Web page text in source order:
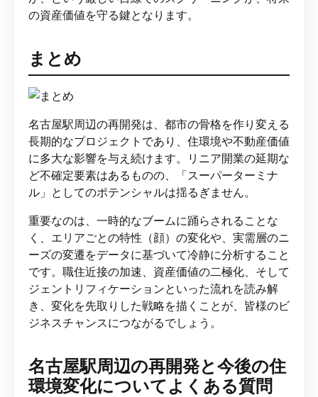
の資産価値を守る鍵となります。
まとめ
名古屋駅周辺の再開発は、都市の骨格を作り変える
長期的なプロジェクトであり、住環境や不動産価値
に多大な影響を与え続けます。リニア開業の延期な
ど不確定要素はあるものの、「スーパーターミナ
ル」としてのポテンシャルは揺るぎません。
重要なのは、一時的なブームに踊らされることな
く、エリアごとの特性（顔）の変化や、実需層のニ
ーズの変遷をデータに基づいて冷静に分析すること
です。職住近接の加速、資産価値の二極化、そして
ジェントリフィケーションといった流れを読み解
き、変化を先取りした戦略を描くことが、皆様のビ
ジネスチャンスにつながるでしょう。
名古屋駅周辺の再開発と今後の住
環境変化についてよくある質問